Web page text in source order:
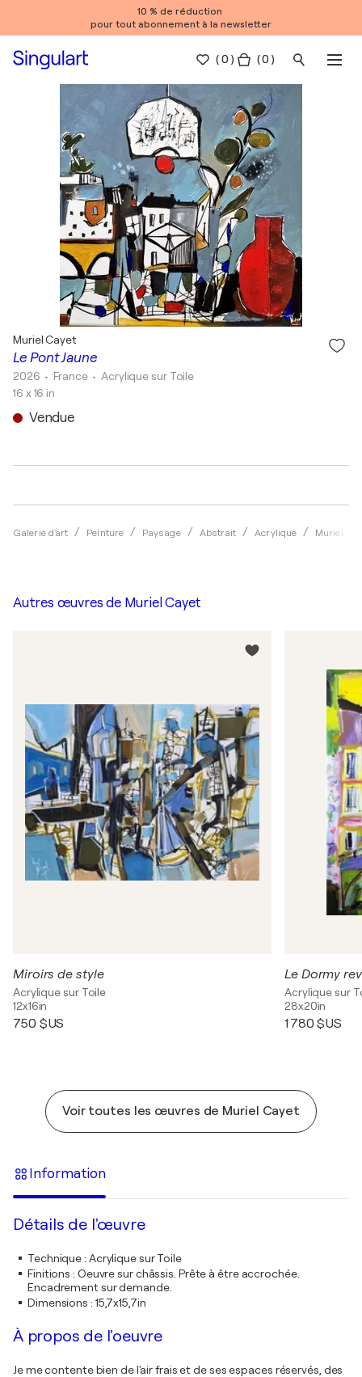
10 % de réduction
pour tout abonnement à la newsletter
(0 ) ( 0 )
Galerie d'art Peinture Paysage Abstrait Acrylique Muriel
Le Pont Jaune
Muriel Cayet
2026 • France •Acrylique sur Toile
16 x 16 in
Vendue
Autres œuvres de Muriel Cayet
Miroirs de style
Acrylique sur Toile
12x16in
750 $US
Le Dormy
Acrylique sur
28x20in
1 780 $US
Voir toutes les œuvres de Muriel Cayet
Information
Détails de l'œuvre
Technique: Acrylique sur Toile
Finitions : Oeuvre sur châssis. Prête à être accrochée.
Encadrement sur demande.
Dimensions : 15,7x15,7in
À propos de l'oeuvre
Je me contente bien de l'air frais et de ses espaces réservés, des